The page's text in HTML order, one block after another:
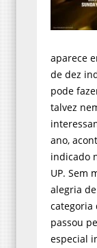
aparece
de dez
pode
talvez
ano,
indicado
UP. Sem
alegria
categoria
passou
especial